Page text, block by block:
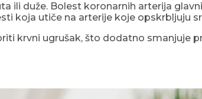
ili duže. Bolest koronarnih arterija
koja utiče na arterije koje opskrbljuju
krvni ugrušak, što dodatno smanjuje